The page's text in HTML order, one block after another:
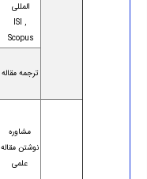
المللی
ISI ,
Scopus
ترجمه مقاله
مشاوره
نوشتن مقاله
علمی